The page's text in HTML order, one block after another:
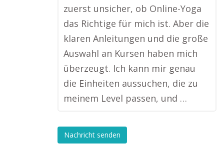
zuerst unsicher, ob Online-Yoga
das Richtige für mich ist. Aber die
klaren Anleitungen und die große
Auswahl an Kursen haben mich
überzeugt. Ich kann mir genau
die Einheiten aussuchen, die zu
meinem Level passen, und …
Nachricht senden